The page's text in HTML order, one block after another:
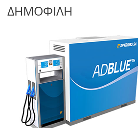
ΔΗΜΟΦΙΛΗ